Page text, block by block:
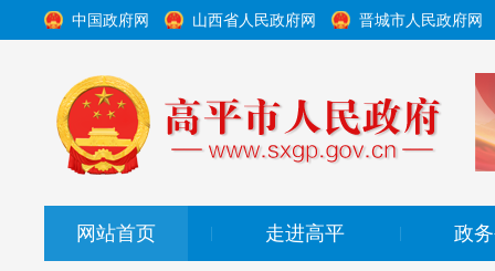
中国政府网 山西省人民政府网 晋城市人民政府网
网站首页 走进高平 政